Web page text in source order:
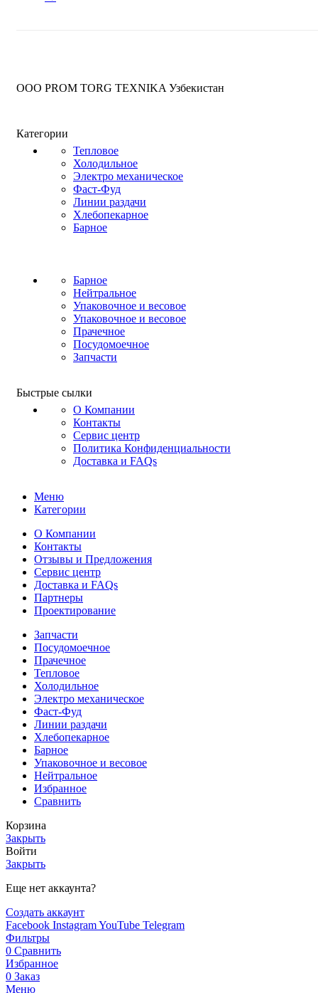
OOO PROM TORG TEXNIKA Узбекистан
Категории
Тепловое
Холодильное
Электро механическое
Фаст-Фуд
Линии раздачи
Хлебопекарное
Барное
Барное
Нейтральное
Упаковочное и весовое
Упаковочное и весовое
Прачечное
Посудомоечное
Запчасти
Быстрые сылки
О Компании
Контакты
Сервис центр
Политика Конфиденциальности
Доставка и FAQs
Меню
Категории
О Компании
Контакты
Отзывы и Предложения
Сервис центр
Доставка и FAQs
Партнеры
Проектирование
Запчасти
Посудомоечное
Прачечное
Тепловое
Холодильное
Электро механическое
Фаст-Фуд
Линии раздачи
Хлебопекарное
Барное
Упаковочное и весовое
Нейтральное
Избранное
Сравнить
Корзина
Закрыть
Войти
Закрыть
Еще нет аккаунта?
Создать аккаунт
Facebook InstagramYouTube Telegram
Фильтры
0 Сравнить
Избранное
0 Заказ
Меню